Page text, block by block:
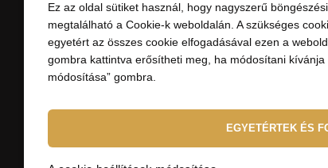
VÁSÁRLÁSI
Minden a
Felhasználási
Ez az oldal sütiket használ, hogy nagyszerű
megtalálható a Cookie-k weboldalán. A szükséges
egyetért az összes cookie elfogadásával ezen a
gombra kattintva erősítheti meg, ha módosítani
módosítása” gombra.
EGYETÉRTEK ÉS